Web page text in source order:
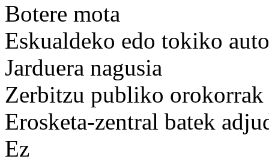
Botere mota
Eskualdeko edo tokiko
Jarduera nagusia
Zerbitzu publiko orokorrak
Erosketa-zentral batek
Ez